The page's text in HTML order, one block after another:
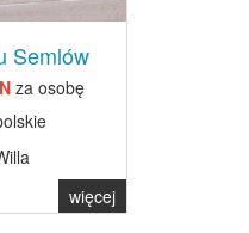
Semlów
za osobę
więcej